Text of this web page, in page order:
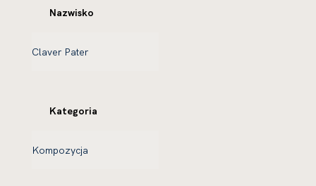
Nazwisko
Kategoria